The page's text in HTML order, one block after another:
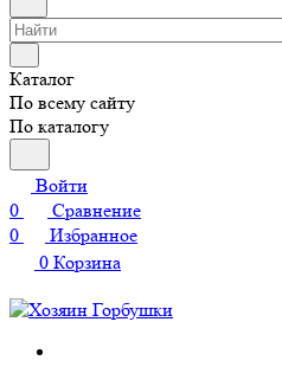
Каталог
По всему сайту
По каталогу
Войти
0
Сравнение
0
Избранное
0 Корзина